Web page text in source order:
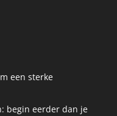
een sterke
begin eerder dan je